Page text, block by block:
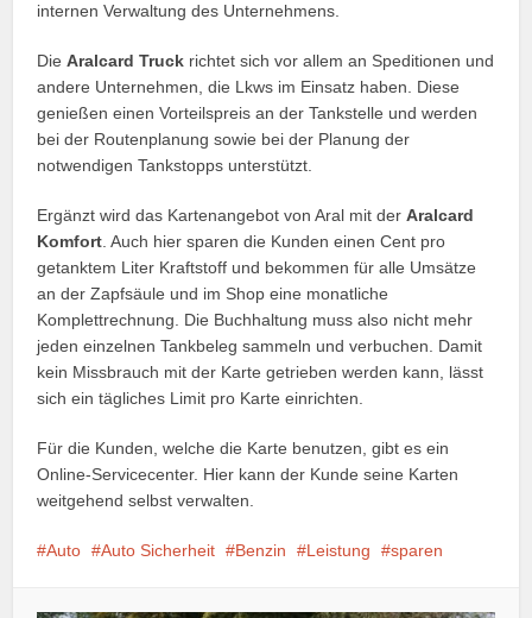
internen Verwaltung des Unternehmens.
DieAralcard Truck richtet sich vor allem an Speditionen und
andere Unternehmen, die Lkws im Einsatz haben. Diese
genießen einen Vorteilspreis an der Tankstelle und werden
bei der Routenplanung sowie bei der Planung der
notwendigen Tankstopps unterstützt.
Ergänzt wird das Kartenangebot von Aral mit derAralcard
Komfort . Auch hier sparen die Kunden einen Cent pro
getanktem Liter Kraftstoff und bekommen für alle Umsätze
an der Zapfsäule und im Shop eine monatliche
Komplettrechnung. Die Buchhaltung muss also nicht mehr
jeden einzelnen Tankbeleg sammeln und verbuchen. Damit
kein Missbrauch mit der Karte getrieben werden kann, lässt
sich ein tägliches Limit pro Karte einrichten.
Für die Kunden, welche die Karte benutzen, gibt es ein
Online-Servicecenter. Hier kann der Kunde seine Karten
weitgehend selbst verwalten.
Auto Auto Sicherheit Benzin Leistung sparen